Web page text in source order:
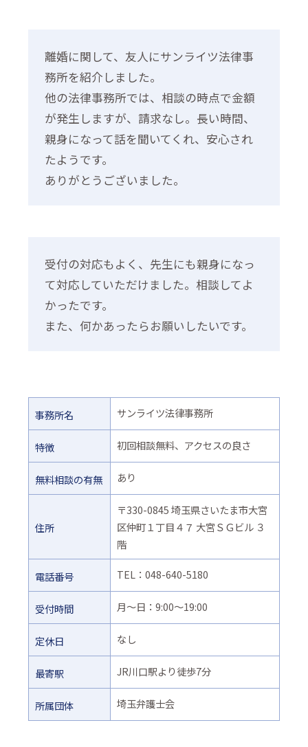
離婚に関して、友人にサンライツ法律事
務所を紹介しました。
他の法律事務所では、相談の時点で金額
が発生しますが、請求なし。長い時間、
親身になって話を聞いてくれ、安心され
たようです。
ありがとうございました。
受付の対応もよく、先生にも親身になっ
て対応していただけました。相談してよ
かったです。
また、何かあったらお願いしたいです。
事務所名 サンライツ法律事務所
特徴 初回相談無料、アクセスの良さ
無料相談の有無 あり
住所
〒330-0845 埼玉県さいたま市大宮
区仲町１丁目４７ 大宮ＳＧビル ３
階
電話番号 TEL：048-640-5180
受付時間 月〜日：9:00～19:00
定休日 なし
最寄駅 JR川口駅より徒歩7分
所属団体 埼玉弁護士会